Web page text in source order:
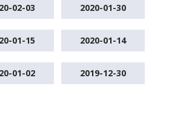
02-03 2020-01-30
01-15 2020-01-14
01-02 2019-12-30